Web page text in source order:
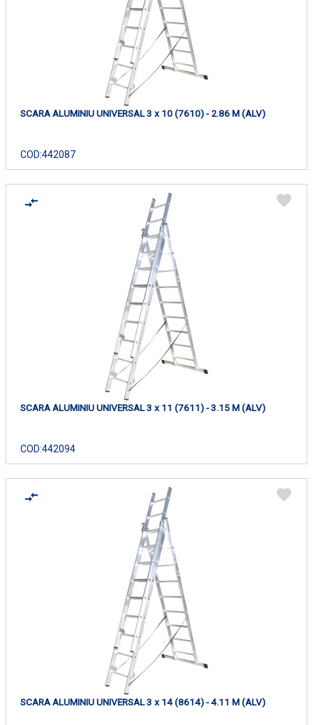
SCARA ALUMINIU UNIVERSAL 3 x 10 (7610) - 2.86 M (ALV)
COD:442087
SCARA ALUMINIU UNIVERSAL 3 x 11 (7611) - 3.15 M (ALV)
COD:442094
SCARA ALUMINIU UNIVERSAL 3 x 14 (8614) - 4.11 M (ALV)